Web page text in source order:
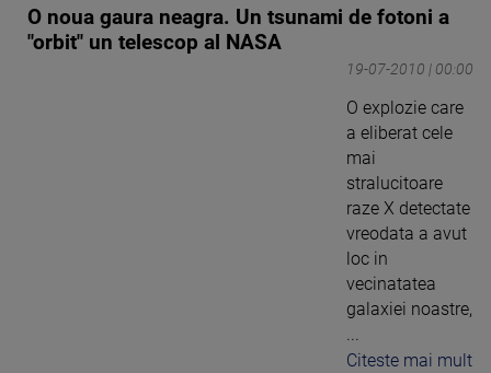
O noua gaura neagra. Un tsunami de fotoni a
"orbit" un telescop al NASA
19-07-2010 | 00:00
O explozie care
a eliberat cele
mai
stralucitoare
raze X detectate
vreodata a avut
loc in
vecinatatea
galaxiei noastre,
...
Citeste mai mult